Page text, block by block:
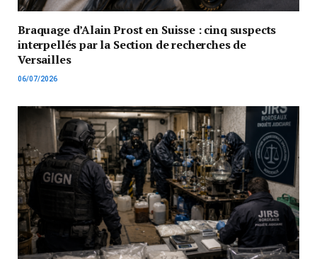
Braquage d’Alain Prost en Suisse : cinq suspects
interpellés par la Section de recherches de
Versailles
06/07/2026